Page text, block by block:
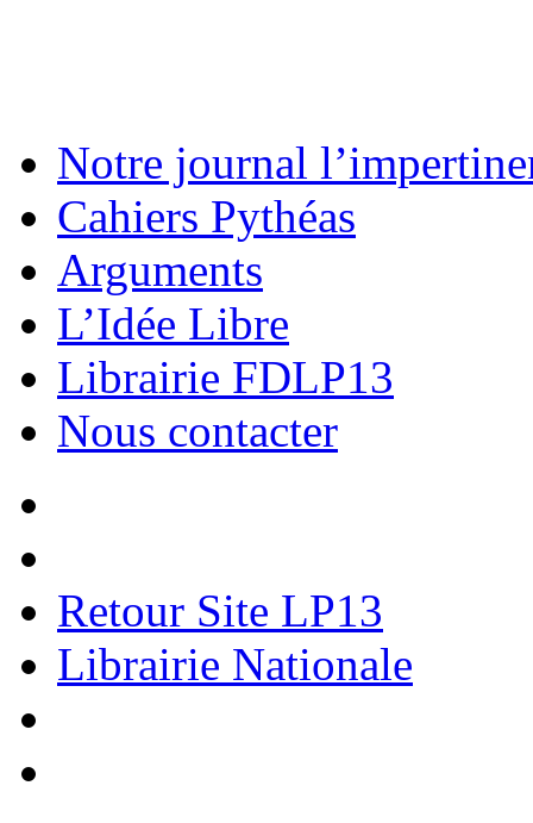
Notre journal
Cahiers Pythéas
Arguments
L’Idée Libre
Librairie FDLP13
Nous contacter
Retour Site LP13
Librairie Nationale